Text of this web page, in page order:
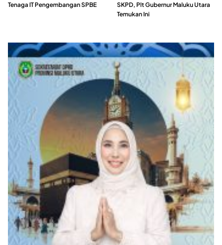
Tenaga IT Pengembangan SPBE
SKPD, Plt Gubernur Maluku Utara
Temukan Ini